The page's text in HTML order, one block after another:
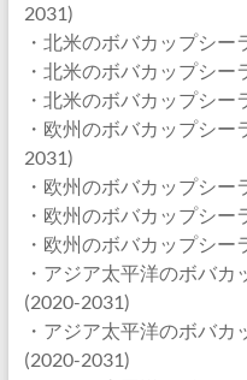
2031)
・北米のボバカップシ
・北米のボバカップシ
・北米のボバカップシ
・欧州のボバカップシ
2031)
・欧州のボバカップシ
・欧州のボバカップシ
・欧州のボバカップシ
・アジア太平洋のボバ
(2020-2031)
・アジア太平洋のボバ
(2020-2031)